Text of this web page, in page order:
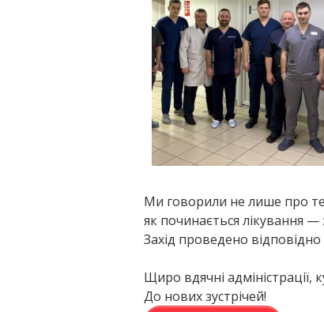
Ми говорили не лише про
як починається лікування
Захід проведено
Щиро вдячні адміністрації,
До нових зустрічей!